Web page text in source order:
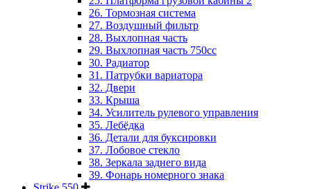
26. Тормозная система
27. Воздушный фильтр
28. Выхлопная часть
29. Выхлопная часть 750cc
30. Радиатор
31. Патрубки вариатора
32. Двери
33. Крыша
34. Усилитель рулевого управления
35. Лебёдка
36. Детали для буксировки
37. Лобовое стекло
38. Зеркала заднего вида
39. Фонарь номерного знака